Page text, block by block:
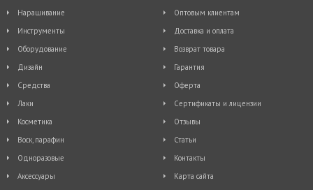
Наращивание
Инструменты
Оборудование
Дизайн
Средства
Лаки
Косметика
Воск, парафин
Одноразовые
Аксессуары
Оптовым клиентам
Доставка и оплата
Возврат товара
Гарантия
Оферта
Сертификаты и лицензии
Отзывы
Статьи
Контакты
Карта сайта